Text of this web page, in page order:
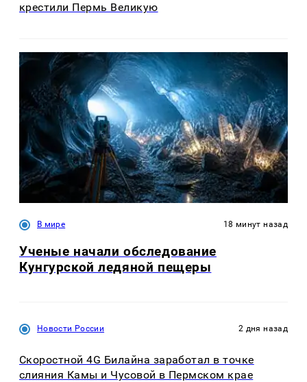
крестили Пермь Великую
В мире 18 минут назад
Ученые начали обследование
Кунгурской ледяной пещеры
Новости России 2 дня назад
Скоростной 4G Билайна заработал в точке
слияния Камы и Чусовой в Пермском крае